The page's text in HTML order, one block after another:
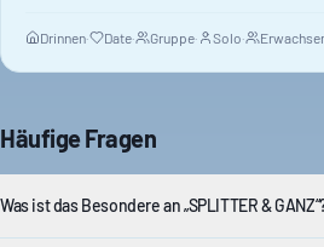
Drinnen· Date· Gruppe· Solo·
Häufige Fragen
Was ist das Besondere an „SPLITTER &